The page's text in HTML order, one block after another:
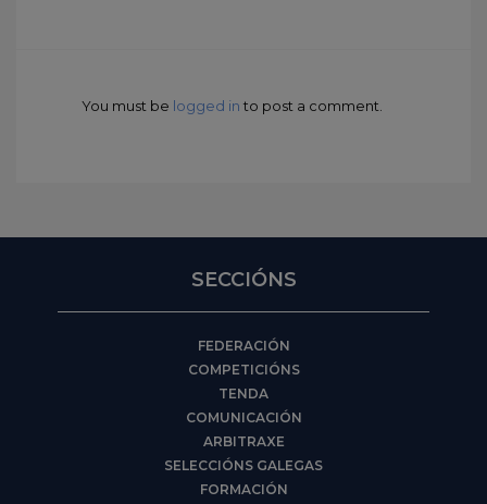
You must be logged in to post a comment.
SECCIÓNS
FEDERACIÓN
COMPETICIÓNS
TENDA
COMUNICACIÓN
ARBITRAXE
SELECCIÓNS GALEGAS
FORMACIÓN